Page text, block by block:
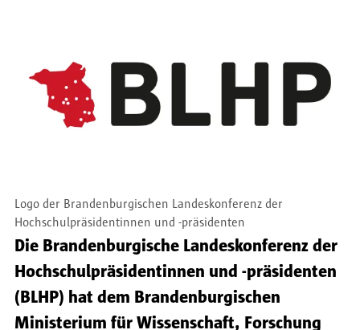
Logo der Brandenburgischen Landeskonferenz der
Hochschulpräsidentinnen und -präsidenten
Die Brandenburgische Landeskonferenz der
Hochschulpräsidentinnen und -präsidenten
(BLHP) hat dem Brandenburgischen
Ministerium für Wissenschaft, Forschung